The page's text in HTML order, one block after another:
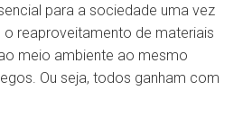
para a sociedade uma vez
reaproveitamento de materiais
meio ambiente ao mesmo
Ou seja, todos ganham com